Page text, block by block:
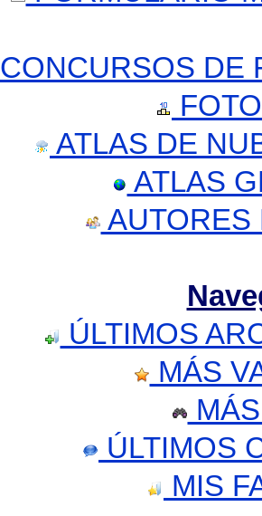
CONCURSOS DE
ATLAS DE
ATLAS
AUTORES
ÚLTIMOS
MÁS
ÚLTIMOS
MIS